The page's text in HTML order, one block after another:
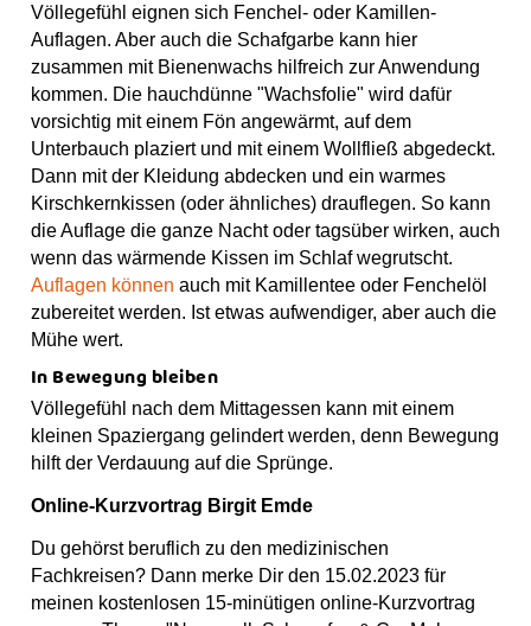
Völlegefühl eignen sich Fenchel- oder Kamillen-
Auflagen. Aber auch die Schafgarbe kann hier
zusammen mit Bienenwachs hilfreich zur Anwendung
kommen. Die hauchdünne "Wachsfolie" wird dafür
vorsichtig mit einem Fön angewärmt, auf dem
Unterbauch plaziert und mit einem Wollfließ abgedeckt.
Dann mit der Kleidung abdecken und ein warmes
Kirschkernkissen (oder ähnliches) drauflegen. So kann
die Auflage die ganze Nacht oder tagsüber wirken, auch
wenn das wärmende Kissen im Schlaf wegrutscht.
Auflagen können auch mit Kamillentee oder Fenchelöl
zubereitet werden. Ist etwas aufwendiger, aber auch die
Mühe wert.
In Bewegung bleiben
Völlegefühl nach dem Mittagessen kann mit einem
kleinen Spaziergang gelindert werden, denn Bewegung
hilft der Verdauung auf die Sprünge.
Online-Kurzvortrag Birgit Emde
Du gehörst beruflich zu den medizinischen
Fachkreisen? Dann merke Dir den 15.02.2023 für
meinen kostenlosen 15-minütigen online-Kurzvortrag